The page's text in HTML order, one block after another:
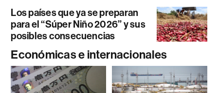
Los países que ya se preparan
para el “Súper Niño 2026” y sus
posibles consecuencias
Económicas e internacionales